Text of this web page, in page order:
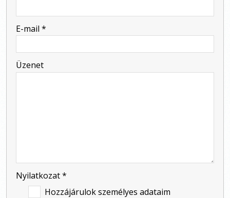
-
E-mail *
Üzenet
Nyilatkozat*
Hozzájárulok személyes adataim